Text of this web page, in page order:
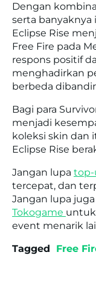
Dengan
serta banyaknya
Eclipse Rise
Free Fire pada
respons positif
menghadirkan
berbeda
Bagi para
menjadi
koleksi skin dan
Eclipse Rise
Jangan lupa top-
tercepat, dan
Jangan lupa
Tokogame
event menarik
Tagged
Free